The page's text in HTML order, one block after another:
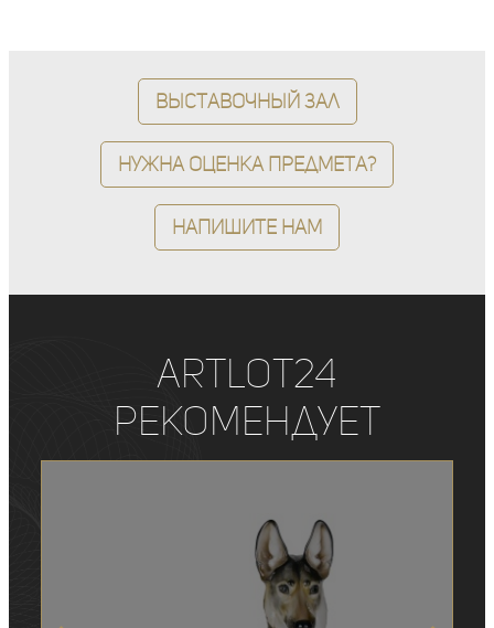
Выставочный зал
Нужна оценка предмета?
Напишите нам
ArtLot24
рекомендует